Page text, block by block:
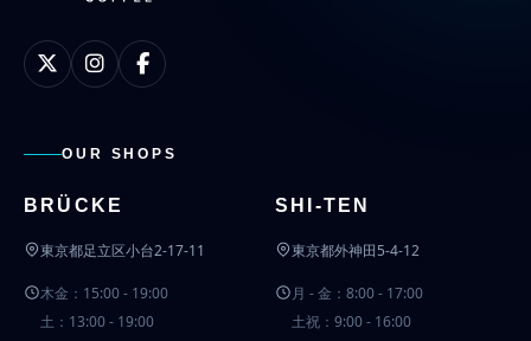
OUR SHOPS
BRÜCKE
東京都足立区小台2-17-11
木金：15:00 - 19:00
土：13:00 - 19:00
SHI-TEN
東京都外神田5-4-12
月 - 金：8:00 - 17:00
土祝：9:00 - 16:00